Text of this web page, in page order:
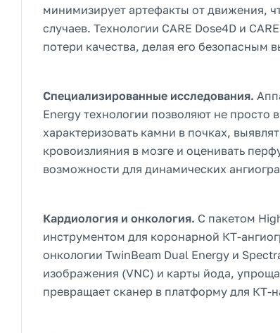
минимизирует артефакты от движения,
случаев. Технологии CARE Dose4D и
потери качества, делая его безопасным
Специализированные исследования.
Energy технологии позволяют не просто
характеризовать камни в почках,
кровоизлияния в мозге и оценивать
возможности для динамических
Кардиология и онкология. С пакетом
инструментом для коронарной КТ-
онкологии TwinBeam Dual Energy и
изображения (VNC) и карты йода,
превращает сканер в платформу для КТ-